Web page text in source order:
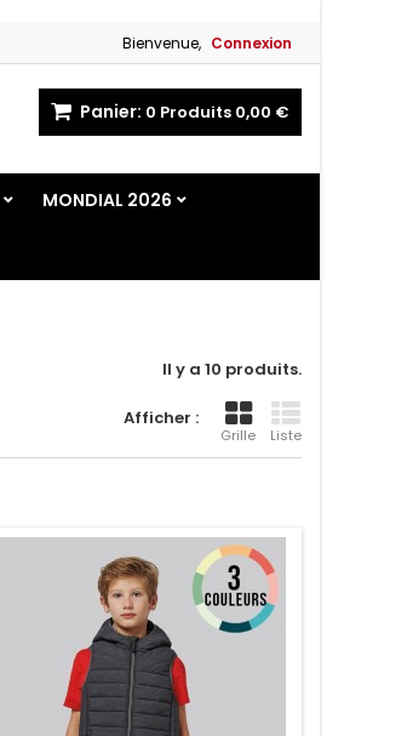
Bienvenue, Connexion
Panier: 0 Produits 0,00 €
MONDIAL 2026
Il y a 10 produits.
Afficher :
Grille Liste